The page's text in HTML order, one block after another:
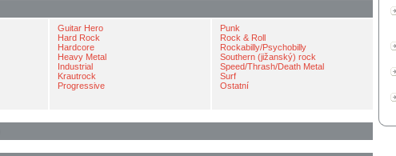
Guitar Hero
Hard Rock
Hardcore
Heavy Metal
Industrial
Krautrock
Progressive
Punk
Rock & Roll
Rockabilly/Psychobilly
Southern (jižanský) rock
Speed/Thrash/Death Metal
Surf
Ostatní